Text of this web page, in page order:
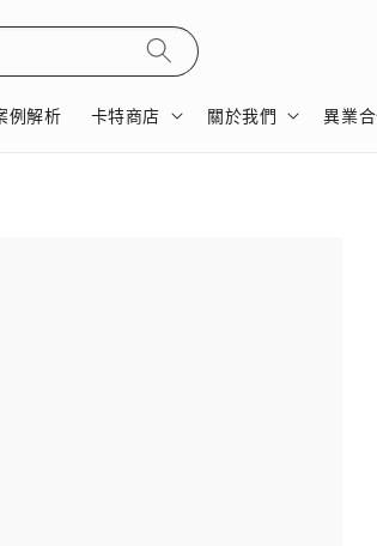
例解析 卡特商店 關於我們 異業